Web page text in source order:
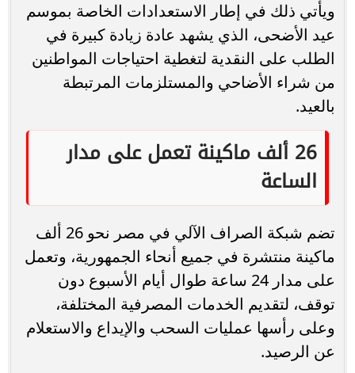
ويأتي ذلك في إطار الاستعدادات الخاصة بموسم
عيد الأضحى، الذي يشهد عادة زيادة كبيرة في
الطلب على النقدية لتغطية احتياجات المواطنين
من شراء الأضاحي والمستلزمات المرتبطة
بالعيد.
26 ألف ماكينة تعمل على مدار
الساعة
تضم شبكة الصراف الآلي في مصر نحو 26 ألف
ماكينة منتشرة في جميع أنحاء الجمهورية، وتعمل
على مدار 24 ساعة طوال أيام الأسبوع دون
توقف، لتقديم الخدمات المصرفية المختلفة،
وعلى رأسها عمليات السحب والإيداع والاستعلام
عن الرصيد.